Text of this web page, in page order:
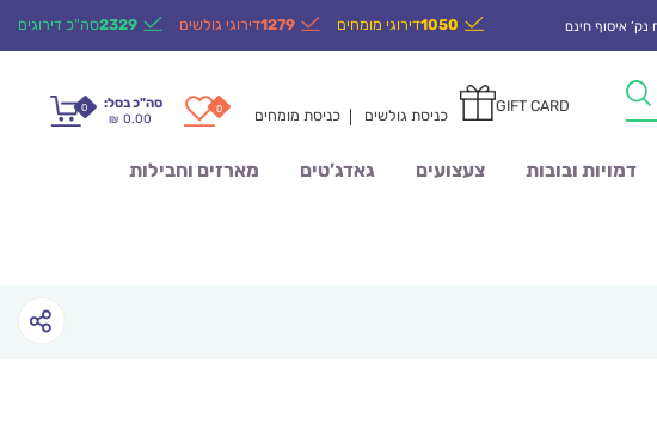
1050דירוגי מומחים 1279דירוגי גולשים 2329סה"כ דירוגים
GIFT CARD כניסת גולשים כניסת מומחים 0
0 סה"כ בסל:
₪ 0.00
דמויות ובובות צעצועים גאדג’טים מארזים וחבילות